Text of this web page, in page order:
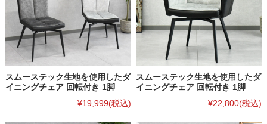
スムーステック生地を使用したダ
イニングチェア 回転付き 1脚
¥19,999(税込)
スムーステック生地を使用したダ
イニングチェア 回転付き 1脚
¥22,800(税込)